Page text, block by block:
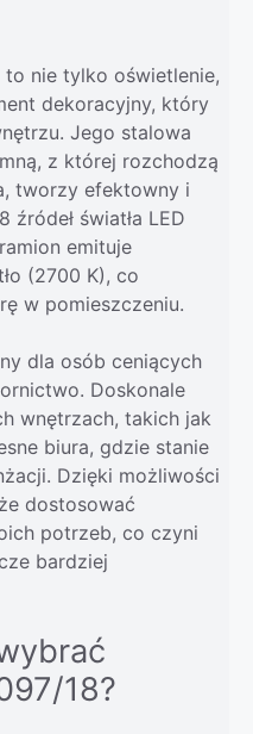
to nie tylko oświetlenie,
dekoracyjny, który
Jego stalowa
z której rozchodzą
tworzy efektowny i
źródeł światła LED
emituje
(2700 K), co
w pomieszczeniu.
dla osób ceniących
Doskonale
wnętrzach, takich jak
biura, gdzie stanie
Dzięki możliwości
dostosować
potrzeb, co czyni
bardziej
18?